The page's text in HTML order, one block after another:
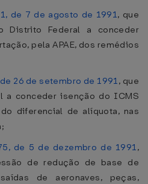
de 7 de agosto de 1991, que
Distrito Federal a conceder
pela APAE, dos remédios
26 de setembro de 1991, que
a conceder isenção do ICMS
diferencial de alíquota, nas
de 5 de dezembro de 1991,
de redução de base de
de aeronaves, peças,